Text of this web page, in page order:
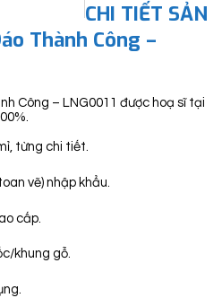
CHI TIẾT SẢN
Thành Công –
Công – LNG0011 được hoạ sĩ tại
từng chi tiết.
vẽ) nhập khẩu.
cấp.
khung gỗ.